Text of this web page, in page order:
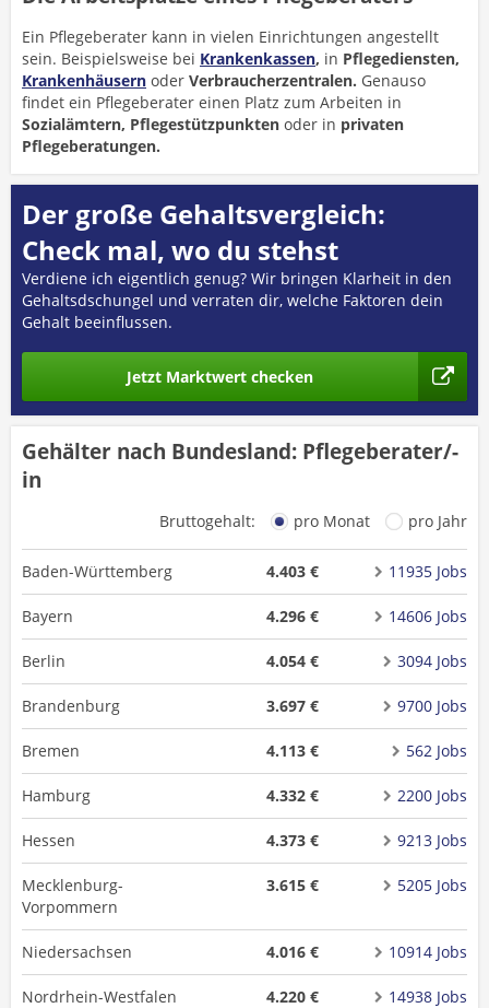
Ein Pflegeberater kann in vielen Einrichtungen angestellt
sein. Beispielsweise bei Krankenkassen, in Pflegediensten,
Krankenhäusern oder Verbraucherzentralen. Genauso
findet ein Pflegeberater einen Platz zum Arbeiten in
Sozialämtern, Pflegestützpunkten oder in privaten
Pflegeberatungen.
Der große Gehaltsvergleich:
Check mal, wo du stehst
Verdiene ich eigentlich genug? Wir bringen Klarheit in den
Gehaltsdschungel und verraten dir, welche Faktoren dein
Gehalt beeinflussen.
Jetzt Marktwert checken
Gehälter nach Bundesland: Pflegeberater/-
in
Bruttogehalt: pro Monat pro Jahr
Baden-Württemberg 4.403 € 11935 Jobs
Bayern 4.296 € 14606 Jobs
Berlin 4.054 € 3094 Jobs
Brandenburg 3.697 € 9700 Jobs
Bremen 4.113 € 562 Jobs
Hamburg 4.332 € 2200 Jobs
Hessen 4.373 € 9213 Jobs
Mecklenburg-
Vorpommern
3.615 € 5205 Jobs
Niedersachsen 4.016 € 10914 Jobs
Nordrhein-Westfalen 4.220 € 14938 Jobs